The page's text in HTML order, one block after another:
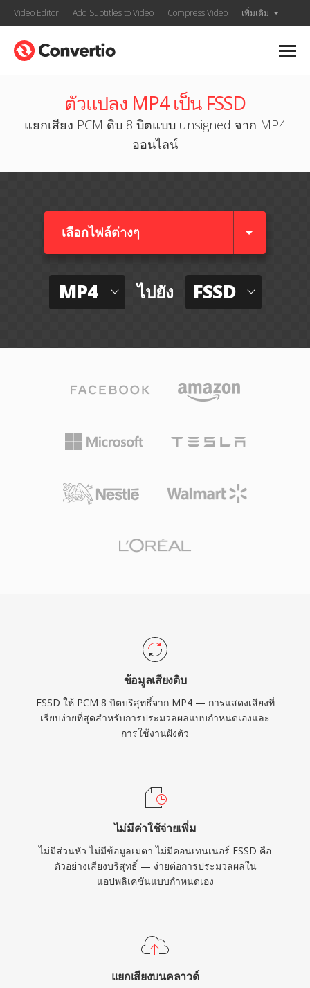
Video Editor Add Subtitles to Video Compress Video เพิ่มเติม
ตัวแปลง MP4 เป็น FSSD
แยกเสียง PCM ดิบ 8 บิตแบบ unsigned จาก MP4
ออนไลน์
เลือกไฟล์ต่างๆ​
MP4 ไปยัง FSSD
ข้อมูลเสียงดิบ
FSSD ให้ PCM 8 บิตบริสุทธิ์จาก MP4 — การแสดงเสียงที่
เรียบง่ายที่สุดสำหรับการประมวลผลแบบกำหนดเองและ
การใช้งานฝังตัว
ไม่มีค่าใช้จ่ายเพิ่ม
ไม่มีส่วนหัว ไม่มีข้อมูลเมตา ไม่มีคอนเทนเนอร์ FSSD คือ
ตัวอย่างเสียงบริสุทธิ์ — ง่ายต่อการประมวลผลใน
แอปพลิเคชันแบบกำหนดเอง
แยกเสียงบนคลาวด์